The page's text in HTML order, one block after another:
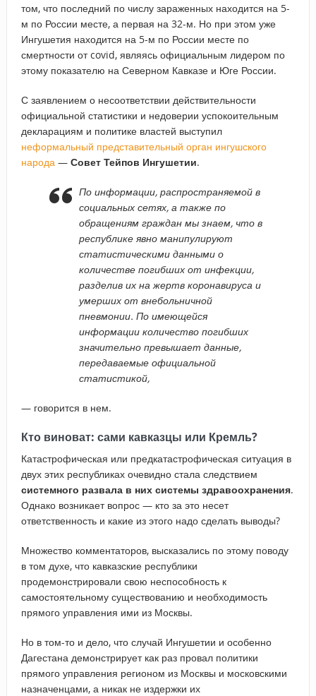
том, что последний по числу зараженных находится на 5-
м по России месте, а первая на 32-м. Но при этом уже
Ингушетия находится на 5-м по России месте по
смертности от covid, являясь официальным лидером по
этому показателю на Северном Кавказе и Юге России.
С заявлением о несоответствии действительности
официальной статистики и недоверии успокоительным
декларациям и политике властей выступил
неформальный представительный орган ингушского
народа— Совет Тейпов Ингушетии.
По информации, распространяемой в
социальных сетях, а также по
обращениям граждан мы знаем, что в
республике явно манипулируют
статистическими данными о
количестве погибших от инфекции,
разделив их на жертв коронавируса и
умерших от внебольничной
пневмонии. По имеющейся
информации количество погибших
значительно превышает данные,
передаваемые официальной
статистикой,
— говорится в нем.
Кто виноват: сами кавказцы или Кремль?
Катастрофическая или предкатастрофическая ситуация в
двух этих республиках очевидно стала следствием
системного развала в них системы здравоохранения.
Однако возникает вопрос — кто за это несет
ответственность и какие из этого надо сделать выводы?
Множество комментаторов, высказались по этому поводу
в том духе, что кавказские республики
продемонстрировали свою неспособность к
самостоятельному существованию и необходимость
прямого управления ими из Москвы.
Но в том-то и дело, что случай Ингушетии и особенно
Дагестана демонстрирует как раз провал политики
прямого управления регионом из Москвы и московскими
назначенцами, а никак не издержки их